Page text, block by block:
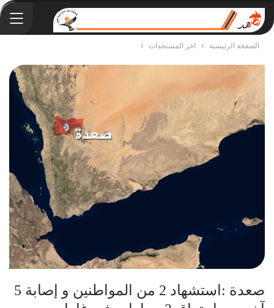
الصفحة الرئيسية اخر المستجدات
صعدة :استشهاد 2 من المواطنين و إصابة 5